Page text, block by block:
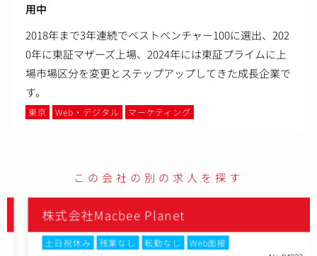
用中
2018年まで3年連続でベストベンチャー100に選出、202
0年に東証マザーズ上場、2024年には東証プライムに上
場市場区分を変更とステップアップしてきた成長企業で
す。
東京 Web・デジタル マーケティング
この会社の別の求人を探す
株式会社Macbee Planet
土日祝休み 残業なし 転勤なし
Web面接